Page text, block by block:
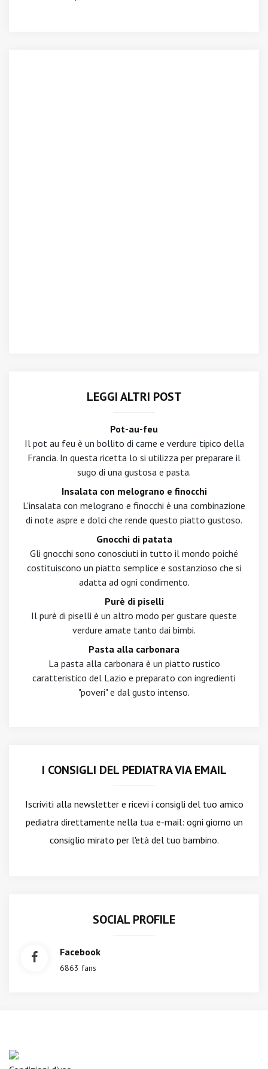
LEGGI ALTRI POST
Pot-au-feu
Il pot au feu è un bollito di carne e verdure tipico della
Francia. In questa ricetta lo si utilizza per preparare il
sugo di una gustosa e pasta.
Insalata con melograno e finocchi
L'insalata con melograno e finocchi è una combinazione
di note aspre e dolci che rende questo piatto gustoso.
Gnocchi di patata
Gli gnocchi sono conosciuti in tutto il mondo poiché
costituiscono un piatto semplice e sostanzioso che si
adatta ad ogni condimento.
Purè di piselli
Il purè di piselli è un altro modo per gustare queste
verdure amate tanto dai bimbi.
Pasta alla carbonara
La pasta alla carbonara è un piatto rustico
caratteristico del Lazio e preparato con ingredienti
"poveri" e dal gusto intenso.
I CONSIGLI DEL PEDIATRA VIA EMAIL
Iscriviti alla newslettere ricevi i consigli del tuo amico
pediatra direttamente nella tua e-mail: ogni giorno un
consiglio mirato per l'età del tuo bambino.
SOCIAL PROFILE
Facebook
6863 fans